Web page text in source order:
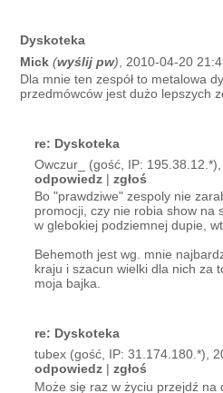
Dyskoteka
Mick (wyślij pw) , 2010-04-20
Dla mnie ten zespół to metalowa
przedmówców jest dużo lepszych
re: Dyskoteka
Owczur_ (gość, IP:
odpowiedz |zgłoś
Bo "prawdziwe" zespoly nie
promocji, czy nie robia show na
w glebokiej podziemnej dupie,
Behemoth jest wg. mnie
kraju i szacun wielki dla nich za
moja bajka.
re: Dyskoteka
tubex (gość, IP: 31.174.180.*),
odpowiedz |zgłoś
Może się raz w życiu przejdź na